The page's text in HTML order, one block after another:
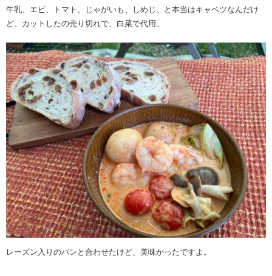
牛乳、エビ、トマト、じゃがいも、しめじ、と本当はキャベツなんだけ
ど、カットしたの売り切れで、白菜で代用。
レーズン入りのパンと合わせたけど、美味かったですよ。